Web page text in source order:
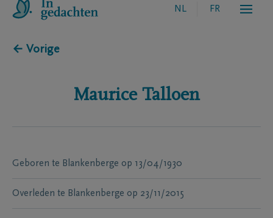
NL FR
← Vorige
Maurice Talloen
Geboren te Blankenberge op 13/04/1930
Overleden te Blankenberge op 23/11/2015